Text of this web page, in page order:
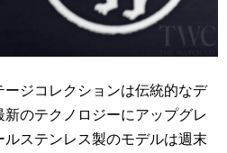
ジコレクションは伝統的なデ
のテクノロジーにアップグレ
ステンレス製のモデルは週末